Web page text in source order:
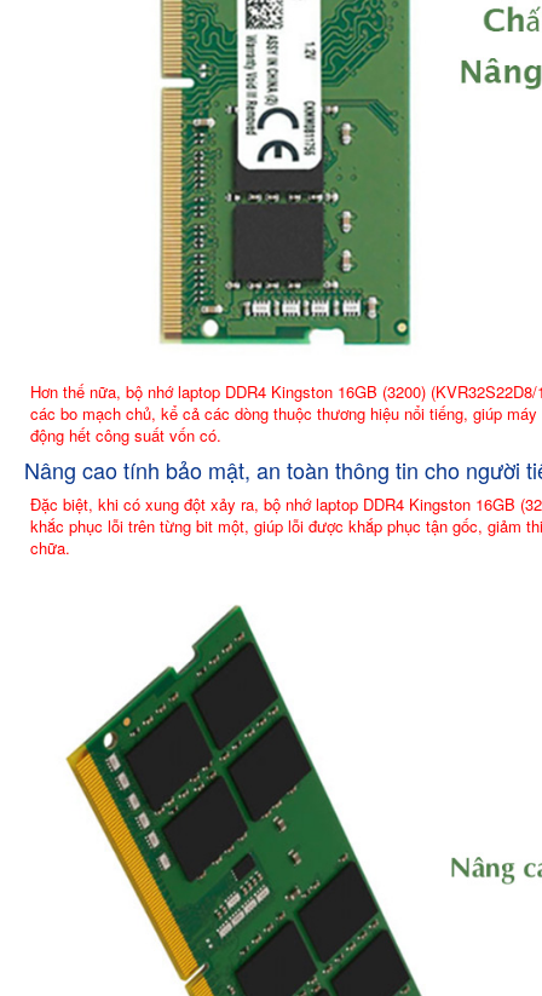
Hơn thế nữa, bộ nhớ laptop DDR4 Kingston 16GB (3200)
các bo mạch chủ, kể cả các dòng thuộc thương hiệu nổi tiếng, giúp
động hết công suất vốn có.
Nâng cao tính bảo mật, an toàn thông tin cho người
Đặc biệt, khi có xung đột xảy ra, bộ nhớ laptop DDR4 Kingston 16GB
khắc phục lỗi trên từng bit một, giúp lỗi được khắp phục tận gốc, giảm
chữa.